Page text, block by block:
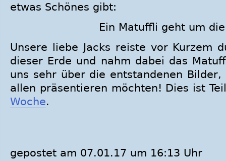
etwas Schönes gibt:
Ein Matuffli geht um
Unsere liebe Jacks reiste vor Kurzem
dieser Erde und nahm dabei das
uns sehr über die entstandenen
allen präsentieren möchten! Dies ist
Woche.
gepostet am 07.01.17 um 16:13 Uhr